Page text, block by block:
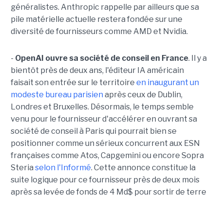
généralistes. Anthropic rappelle par ailleurs que sa
pile matérielle actuelle restera fondée sur une
diversité de fournisseurs comme AMD et Nvidia.
- OpenAI ouvre sa société de conseil en France. Il y a
bientôt près de deux ans, l'éditeur IA américain
faisait son entrée sur le territoire en inaugurant un
modeste bureau parisien après ceux de Dublin,
Londres et Bruxelles. Désormais, le temps semble
venu pour le fournisseur d'accélérer en ouvrant sa
société de conseil à Paris qui pourrait bien se
positionner comme un sérieux concurrent aux ESN
françaises comme Atos, Capgemini ou encore Sopra
Steria selon l'Informé. Cette annonce constitue la
suite logique pour ce fournisseur près de deux mois
après sa levée de fonds de 4 Md$ pour sortir de terre